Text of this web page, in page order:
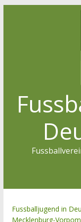
Fussballjugend in
Mecklenburg-